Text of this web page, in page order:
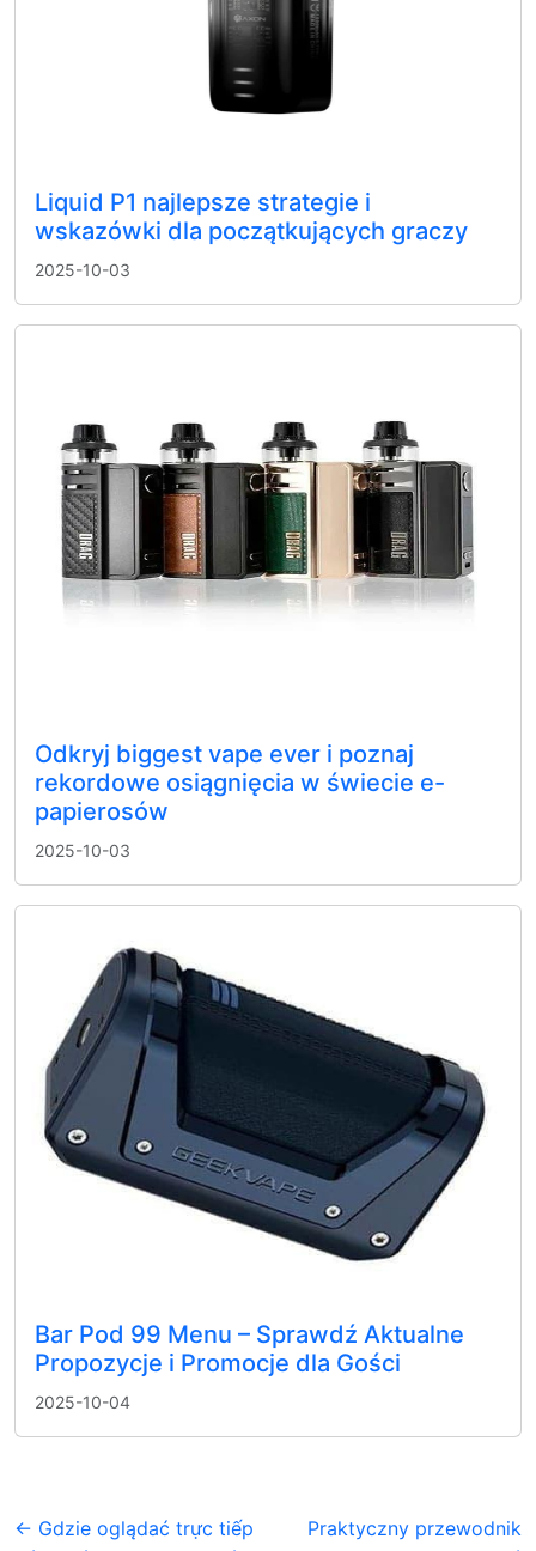
Liquid P1 najlepsze strategie i
wskazówki dla początkujących graczy
2025-10-03
Odkryj biggest vape ever i poznaj
rekordowe osiągnięcia w świecie e-
papierosów
2025-10-03
Bar Pod 99 Menu – Sprawdź Aktualne
Propozycje i Promocje dla Gości
2025-10-04
← Gdzie oglądać trực tiếp
Praktyczny przewodnik